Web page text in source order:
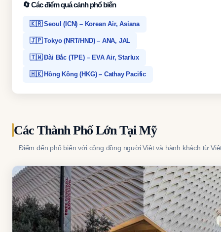
🔄 Các điểm quá cảnh phổ biến
🇰🇷 Seoul (ICN) – Korean Air, Asiana
🇯🇵 Tokyo (NRT/HND) – ANA, JAL
🇹🇼 Đài Bắc (TPE) – EVA Air, Starlux
🇭🇰 Hồng Kông (HKG) – Cathay Pacific
Các Thành Phố Lớn Tại Mỹ
Điểm đến phổ biến với cộng đồng người Việt và hành khách từ